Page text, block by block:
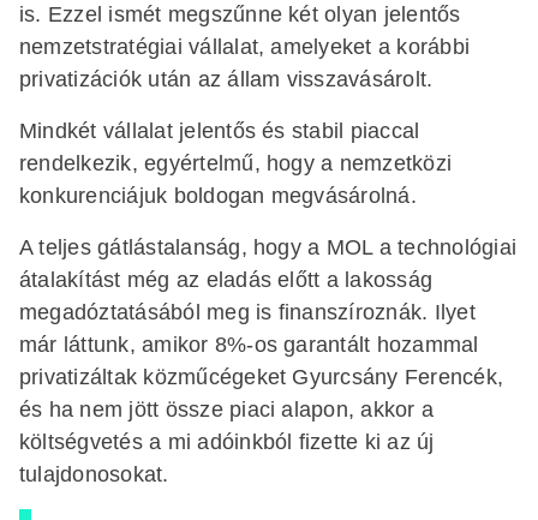
is. Ezzel ismét megszűnne két olyan jelentős
nemzetstratégiai vállalat, amelyeket a korábbi
privatizációk után az állam visszavásárolt.
Mindkét vállalat jelentős és stabil piaccal
rendelkezik, egyértelmű, hogy a nemzetközi
konkurenciájuk boldogan megvásárolná.
A teljes gátlástalanság, hogy a MOL a technológiai
átalakítást még az eladás előtt a lakosság
megadóztatásából meg is finanszíroznák. Ilyet
már láttunk, amikor 8%-os garantált hozammal
privatizáltak közműcégeket Gyurcsány Ferencék,
és ha nem jött össze piaci alapon, akkor a
költségvetés a mi adóinkból fizette ki az új
tulajdonosokat.